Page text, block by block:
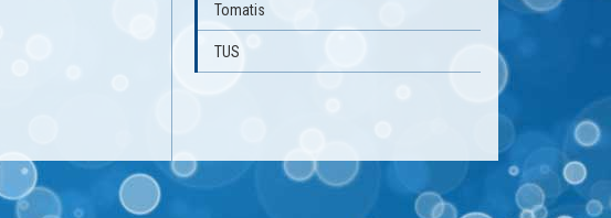
Tomatis
TUS